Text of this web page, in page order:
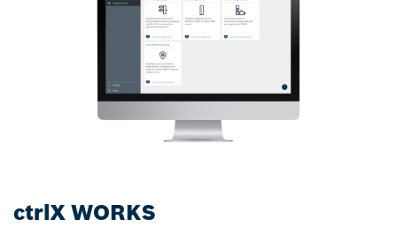
ctrlX WORKS